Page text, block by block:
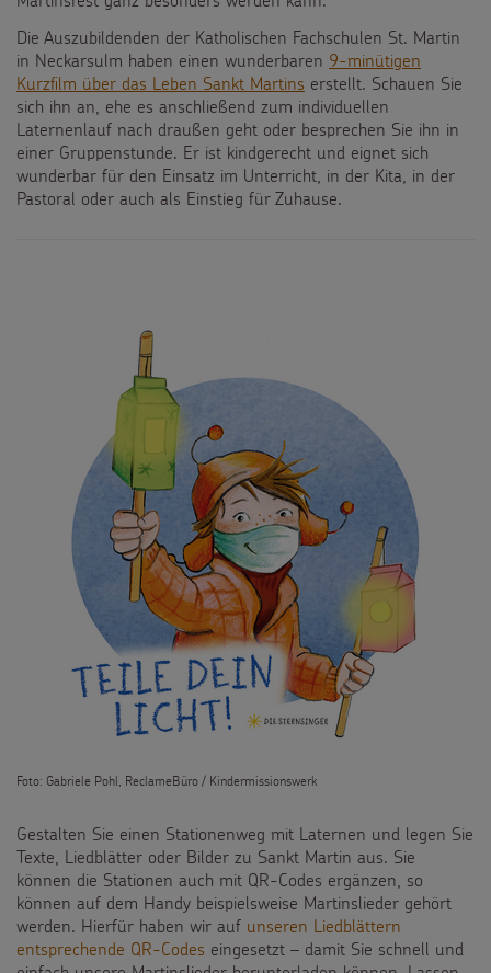
Die Auszubildenden der Katholischen Fachschulen St. Martin
in Neckarsulm haben einen wunderbaren 9-minütigen
Kurzfilm über das Leben Sankt Martins erstellt. Schauen Sie
sich ihn an, ehe es anschließend zum individuellen
Laternenlauf nach draußen geht oder besprechen Sie ihn in
einer Gruppenstunde. Er ist kindgerecht und eignet sich
wunderbar für den Einsatz im Unterricht, in der Kita, in der
Pastoral oder auch als Einstieg für Zuhause.
Foto: Gabriele Pohl, ReclameBüro / Kindermissionswerk
Gestalten Sie einen Stationenweg mit Laternen und legen Sie
Texte, Liedblätter oder Bilder zu Sankt Martin aus. Sie
können die Stationen auch mit QR-Codes ergänzen, so
können auf dem Handy beispielsweise Martinslieder gehört
werden. Hierfür haben wir auf unseren Liedblättern
entsprechende QR-Codes eingesetzt – damit Sie schnell und